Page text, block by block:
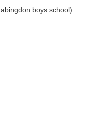
boys school)